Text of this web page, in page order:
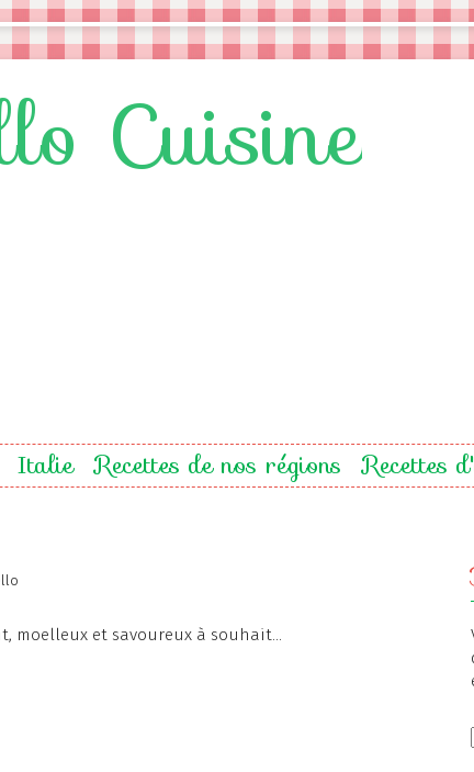
Cuisine
Italie Recettes de nos régions Recettes
moelleux et savoureux à souhait...